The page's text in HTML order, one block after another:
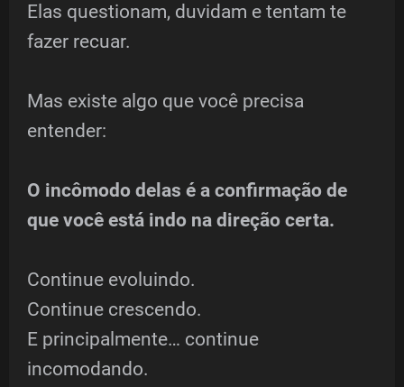
Elas questionam, duvidam e tentam te
fazer recuar.
Mas existe algo que você precisa
entender:
O incômodo delas é a confirmação de
que você está indo na direção certa.
Continue evoluindo.
Continue crescendo.
E principalmente… continue
incomodando.